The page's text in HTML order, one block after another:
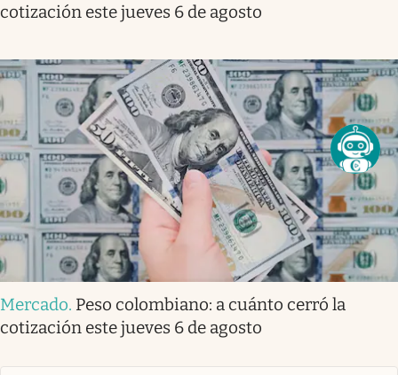
cotización este jueves 6 de agosto
Mercado. Peso colombiano: a cuánto cerró la
cotización este jueves 6 de agosto